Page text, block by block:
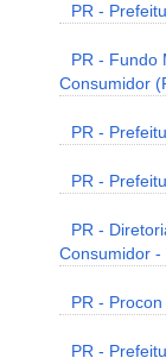
PR -
PR - Fundo
Consumidor
PR -
PR -
PR -
Consumidor
PR -
PR -